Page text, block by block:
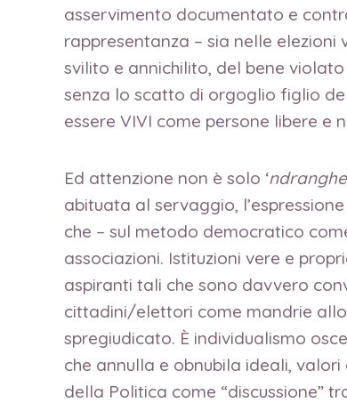
asservimento documentato e
rappresentanza – sia nelle elezioni
svilito e annichilito, del bene
senza lo scatto di orgoglio figlio
essere VIVI come persone libere e
Ed attenzione non è solo ‘
abituata al servaggio,
che – sul metodo democratico
associazioni. Istituzioni vere e
aspiranti tali che sono davvero
cittadini/elettori come mandrie
spregiudicato. È individualismo
che annulla e obnubila ideali,
della Politica come “discussione”